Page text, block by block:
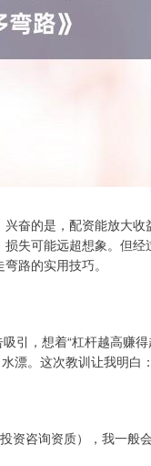
奋的是，配资能放大
失可能远超想象。但
路的实用技巧。
引，想着“杠杆越高赚
漂。这次教训让我明白
资咨询资质），我一般